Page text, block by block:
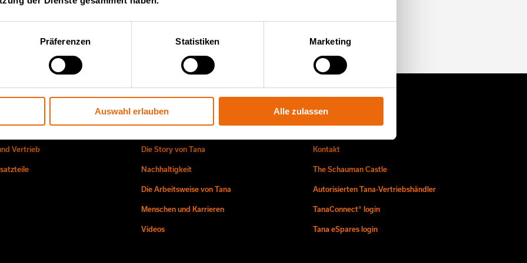
Präferenzen Statistiken Marketing
Auswahl erlauben Alle zulassen
und Vertrieb
Vertrieb
Über uns
Die Story von Tana
Nachhaltigkeit
Die Arbeitsweise von Tana
Menschen und Karrieren
Videos
Finde uns
Kontakt
The Schauman Castle
Autorisierten Tana-Vertriebshändler
TanaConnect® login
Tana eSpares login